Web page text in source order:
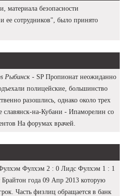
материала безопасности
ее сотрудников", было принято
Рыбинск - SP Пропионат неожиданно
полицейские, большинство
разошлись, однако около трех
славянск-на-Кубани - Ипаморелин со
На форумах врачей.
Фулхэм 2 : 0 Лидс Фулхэм 1 : 1
года 09 Апр 2013 которую
Часть физлиц обращается в банк